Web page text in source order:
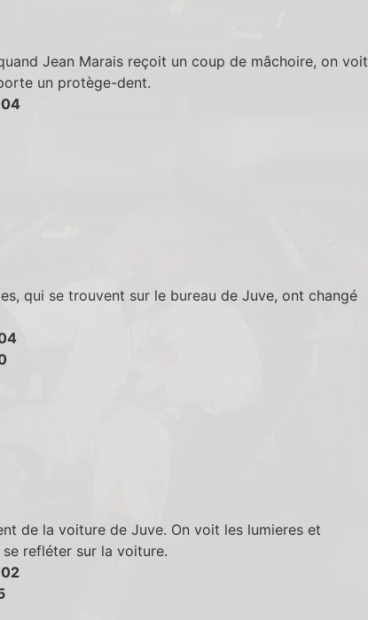
Jean Marais reçoit un coup de mâchoire, on voit
un protège-dent.
qui se trouvent sur le bureau de Juve, ont changé
de la voiture de Juve. On voit les lumieres et
refléter sur la voiture.